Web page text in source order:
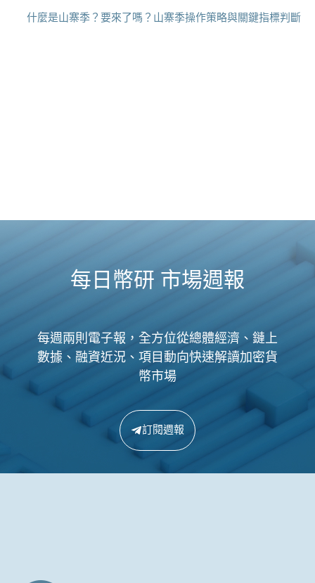
什麼是山寨季？要來了嗎？山寨季操作策略與關鍵指標判斷
每日幣研 市場週報
每週兩則電子報，全方位從總體經濟、鏈上
數據、融資近況、項目動向快速解讀加密貨
幣市場
訂閱週報